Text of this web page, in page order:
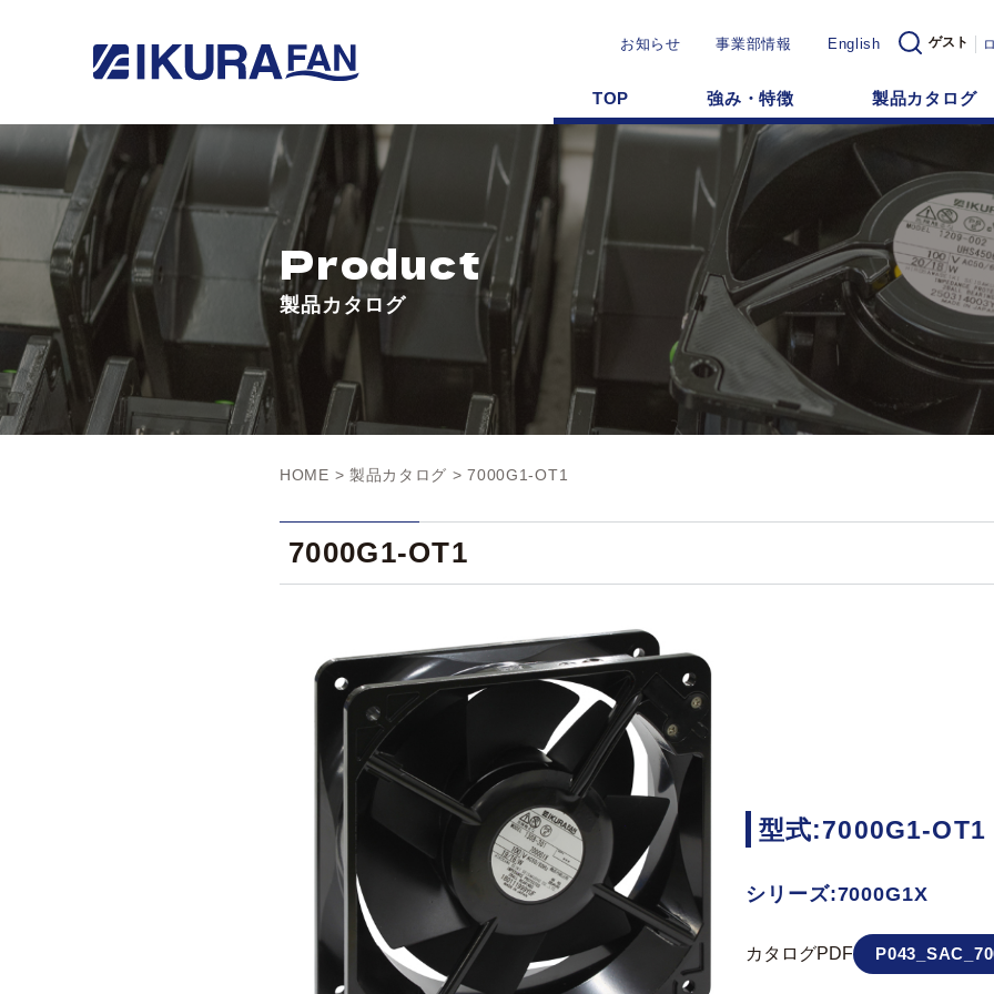
お知らせ 事業部情報 English ゲスト
TOP 強み・特徴 製品カタログ
Product
製品カタログ
HOME > 製品カタログ > 7000G1-OT1
7000G1-OT1
型式:7000G1-OT1
シリーズ:7000G1X
カタログPDF